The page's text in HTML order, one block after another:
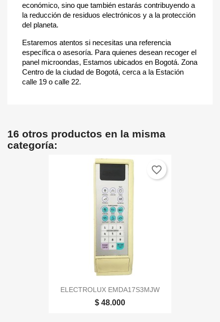
económico, sino que también estarás contribuyendo a
la reducción de residuos electrónicos y a la protección
del planeta.
Estaremos atentos si necesitas una referencia
específica o asesoría. Para quienes desean recoger el
panel microondas, Estamos ubicados en Bogotá. Zona
Centro de la ciudad de Bogotá, cerca a la Estación
calle 19 o calle 22.
16 otros productos en la misma
categoría:
ELECTROLUX EMDA17S3MJW
$ 48.000
favorite_border